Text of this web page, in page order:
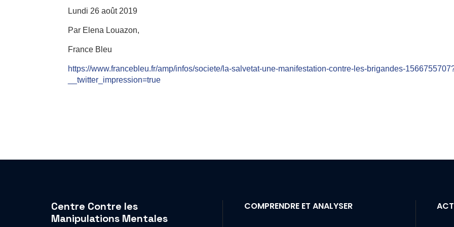
Lundi 26 août 2019
Par Elena Louazon,
France Bleu
https://www.francebleu.fr/amp/infos/societe/la-salvetat-une-manifestation-contre-les-brigandes-
__twitter_impression=true
Centre Contre les
Manipulations Mentales
COMPRENDRE ET ANALYSER